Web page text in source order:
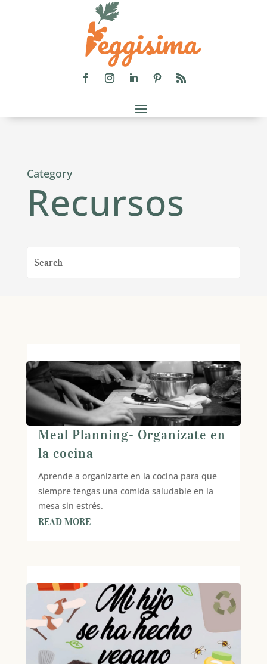
Category
Recursos
Meal Planning- Organízate en
la cocina
Aprende a organizarte en la cocina para que
siempre tengas una comida saludable en la
mesa sin estrés.
READ MORE